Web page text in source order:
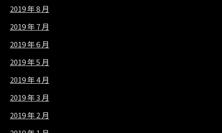
2019 年 8 月
2019 年 7 月
2019 年 6 月
2019 年 5 月
2019 年 4 月
2019 年 3 月
2019 年 2 月